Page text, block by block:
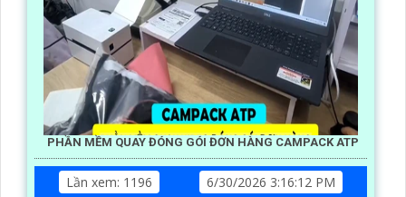
PHẦN MỀM QUAY ĐÓNG GÓI ĐƠN HÀNG CAMPACK ATP
Lần xem: 1196
6/30/2026 3:16:12 PM